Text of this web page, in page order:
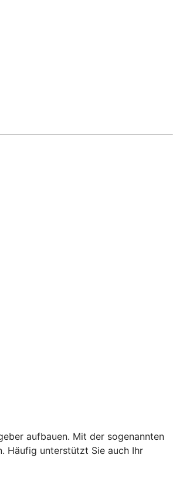
aufbauen. Mit der sogenannten
Häufig unterstützt Sie auch Ihr